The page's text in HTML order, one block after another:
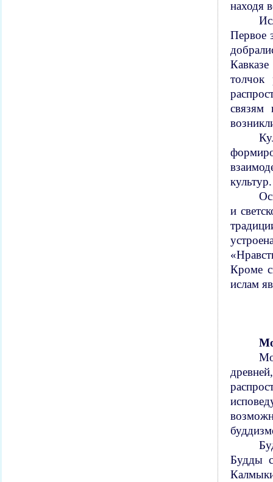
находя
Первое
толчок
связям
культур.
и
Кроме
ислам
Будды